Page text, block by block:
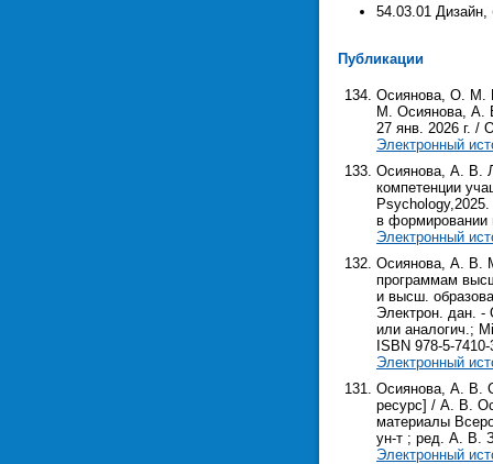
54.03.01 Дизайн,
Публикации
Осиянова, О. М.
М. Осиянова, А.
27 янв. 2026 г. /
Электронный
Осиянова, А. В.
компетенции
в формировании
Электронный
Осиянова, А. В.
программам
и высш.
Электрон. дан. -
или аналогич.;
ISBN 978-5-
Электронный
Осиянова, А. В.
ресурс] / А. В.
материалы
ун-т ; ред. А. В.
Электронный